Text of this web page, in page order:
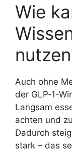
Wie
Auch ohne
der GLP‑1-
Langsam
achten und
Dadurch
stark – das